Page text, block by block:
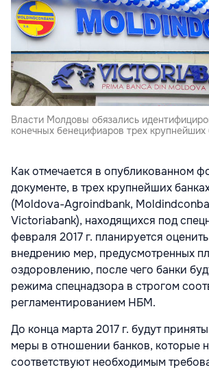
Власти Молдовы обязались
конечных бенецифиаров трех крупнейших
Как отмечается в опубликованном
документе, в трех крупнейших
(Moldova-Agroindbank,
Victoriabank), находящихся под
февраля 2017 г. планируется
внедрению мер, предусмотренных
оздоровлению, после чего банки
режима спецнадзора в строгом
регламентированием НБМ.
До конца марта 2017 г. будут
меры в отношении банков, которые
соответствуют необходимым